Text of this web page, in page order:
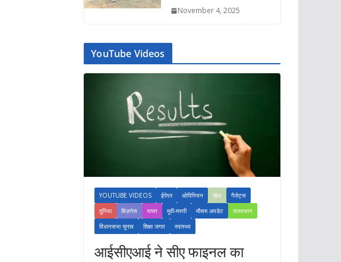
November 4, 2025
YouTube Videos
YOUTUBE VIDEOS ईपेपर ओपिनियन खेल
गैजेट्स
दुनिया
बिज़नेस भारत मूवी-मस्ती मौसम अपडेट
राजस्थान
विधानसभा चुनाव
शिक्षा जगत स्वास्थ्य
आईसीएआई ने सीए फाइनल का